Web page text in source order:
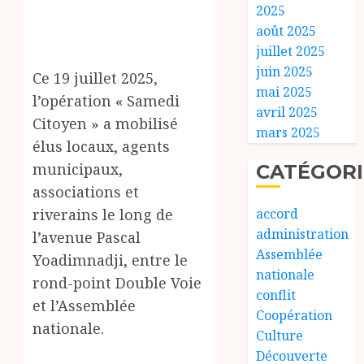
Ce 19 juillet 2025,
l’opération « Samedi
Citoyen » a mobilisé
élus locaux, agents
municipaux,
associations et
riverains le long de
l’avenue Pascal
Yoadimnadji, entre le
rond-point Double Voie
et l’Assemblée
nationale.
2025
août 2025
juillet 2025
juin 2025
mai 2025
avril 2025
mars 2025
accord
administration
Assemblée
nationale
conflit
Coopération
Culture
Découverte